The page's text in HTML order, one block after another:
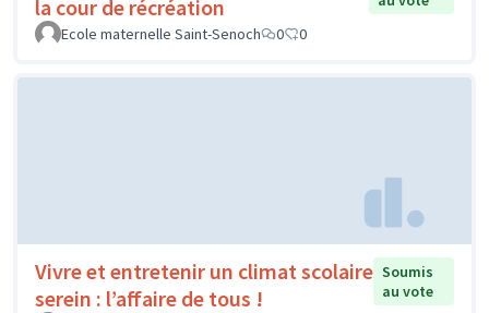
la cour de récréation
Ecole maternelle Saint-Senoch
0 0
Vivre et entretenir un climat scolaire
serein : l’affaire de tous !
Soumis
au vote